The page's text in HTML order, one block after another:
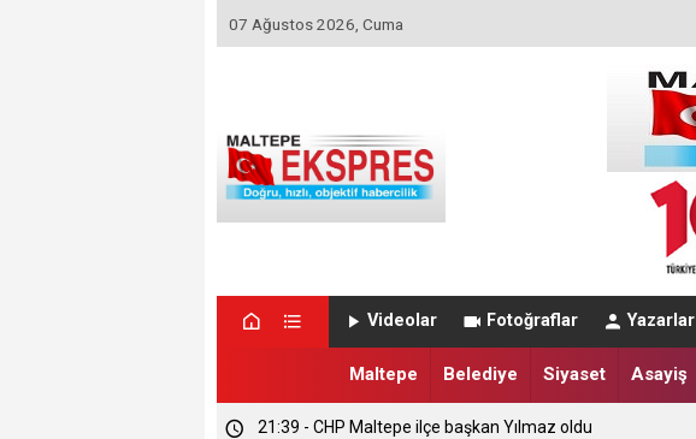
07 Ağustos 2026, Cuma
Videolar Fotoğraflar Yazarlar
Maltepe Belediye Siyaset Asayiş
21:39 - CHP Maltepe ilçe başkan Yılmaz oldu